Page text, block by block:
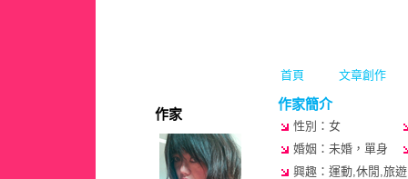
首頁 文章創作
作家
作家簡介
性別：女
婚姻：未婚，單身
興趣：運動,休閒,旅